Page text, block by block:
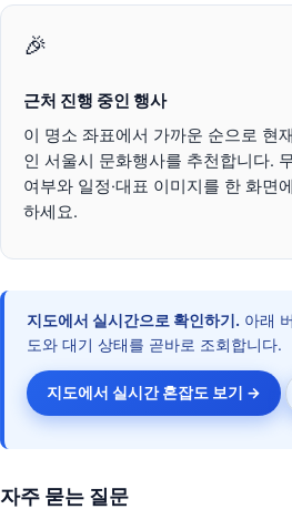
🎉
근처 진행 중인 행사
이 명소 좌표에서 가까운 순으로 현
인 서울시 문화행사를 추천합니다.
여부와 일정·대표 이미지를 한 화면
하세요.
지도에서 실시간으로 확인하기. 아래
도와 대기 상태를 곧바로 조회합니다.
지도에서 실시간 혼잡도 보기 →
자주 묻는 질문